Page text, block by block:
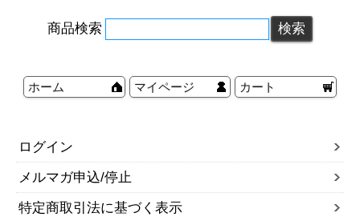
商品検索
ホーム マイページ カート
ログイン
メルマガ申込/停止
特定商取引法に基づく表示